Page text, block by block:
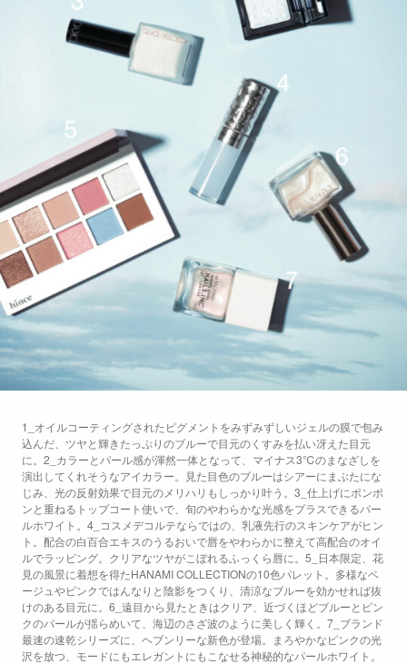
1_オイルコーティングされたピグメントをみずみずしいジェルの膜で包み
込んだ、ツヤと輝きたっぷりのブルーで目元のくすみを払い冴えた目元
に。2_カラーとパール感が渾然一体となって、マイナス3℃のまなざしを
演出してくれそうなアイカラー。見た目色のブルーはシアーにまぶたにな
じみ、光の反射効果で目元のメリハリもしっかり叶う。3_仕上げにポンポ
ンと重ねるトップコート使いで、旬のやわらかな光感をプラスできるパー
ルホワイト。4_コスメデコルテならではの、乳液先行のスキンケアがヒン
ト。配合の白百合エキスのうるおいで唇をやわらかに整えて高配合のオイ
ルでラッピング。クリアなツヤがこぼれるふっくら唇に。5_日本限定、花
見の風景に着想を得たHANAMI COLLECTIONの10色パレット。多様なベ
ージュやピンクではんなりと陰影をつくり、清涼なブルーを効かせれば抜
けのある目元に。6_遠目から見たときはクリア、近づくほどブルーとピン
クのパールが揺らめいて、海辺のさざ波のように美しく輝く。7_ブランド
最速の速乾シリーズに、ヘブンリーな新色が登場。まろやかなピンクの光
沢を放つ、モードにもエレガントにもこなせる神秘的なパールホワイト。